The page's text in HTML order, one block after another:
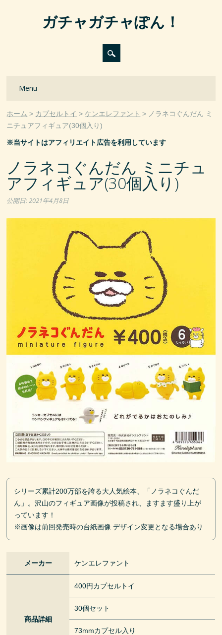
ガチャガチャぽん！
Main menu
Menu
ホーム カプセルトイ ケンエレファント
ノラネコぐんだん ミ
ニチュアフィギュア(30個入り)
※当サイトはアフィリエイト広告を利用しています
ノラネコぐんだん ミニチュ
アフィギュア(30個入り)
公開日:2021年4月8日
シリーズ累計200万部を誇る大人気絵本、「ノラネコぐんだ
ん」。沢山のフィギュア画像が投稿され、ますます盛り上が
っています！
※画像は前回発売時の台紙画像 デザイン変更となる場合あり
メーカー ケンエレファント
商品詳細
400円カプセルトイ
30個セット
73mmカプセル入り